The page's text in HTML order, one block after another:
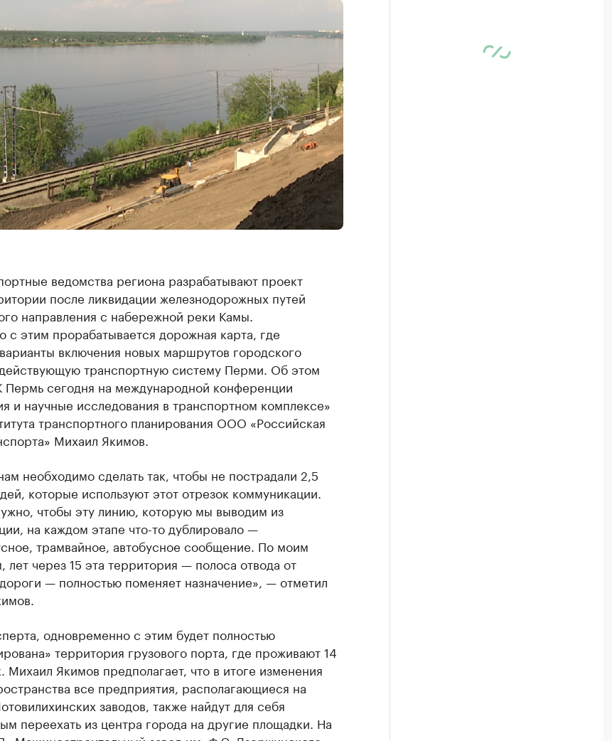
ведомства региона разрабатывают проект
после ликвидации железнодорожных путей
направления с набережной реки Камы.
с этим прорабатывается дорожная карта, где
включения новых маршрутов городского
транспортную систему Перми. Об этом
Пермь сегодня на международной конференции
и научные исследования в транспортном комплексе»
транспортного планирования ООО «Российская
Михаил Якимов.
необходимо сделать так, чтобы не пострадали 2,5
которые используют этот отрезок коммуникации.
чтобы эту линию, которую мы выводим из
на каждом этапе что-то дублировало —
трамвайное, автобусное сообщение. По моим
лет через 15 эта территория — полоса отвода от
— полностью поменяет назначение», — отметил
одновременно с этим будет полностью
территория грузового порта, где проживают 14
Михаил Якимов предполагает, что в итоге изменения
все предприятия, располагающиеся на
заводов, также найдут для себя
переехать из центра города на другие площадки. На